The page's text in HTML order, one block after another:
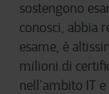
sostengono
conosci, abbia
esame, è
milioni di
nell’ambito IT